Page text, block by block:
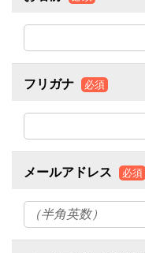
フリガナ 必須
メールアドレス 必須